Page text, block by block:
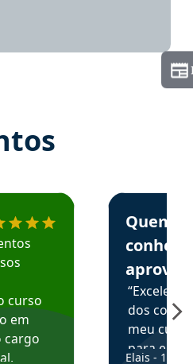
o Aprova Concursos em
curso
em
cargo
Estudante
Quem
aprova
dos
meu
para
Elais - 15/